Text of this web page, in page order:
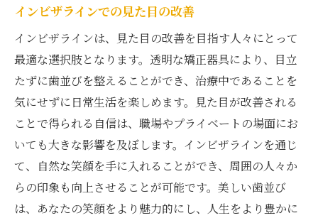
インビザラインでの見た目の改善
インビザラインは、見た目の改善を目指す人々にとって
最適な選択肢となります。透明な矯正器具により、目立
たずに歯並びを整えることができ、治療中であることを
気にせずに日常生活を楽しめます。見た目が改善される
ことで得られる自信は、職場やプライベートの場面にお
いても大きな影響を及ぼします。インビザラインを通じ
て、自然な笑顔を手に入れることができ、周囲の人々か
らの印象も向上させることが可能です。美しい歯並び
は、あなたの笑顔をより魅力的にし、人生をより豊かに